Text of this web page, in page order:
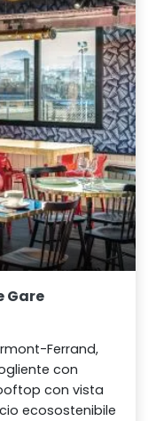
Gare
Ferrand,
con
con vista
ecosostenibile